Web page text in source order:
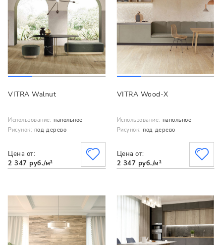
VITRA Walnut
Использование: напольное
Рисунок: под дерево
Цена от:
2 347 руб./м²
VITRA Wood-X
Использование: напольное
Рисунок: под дерево
Цена от:
2 347 руб./м²